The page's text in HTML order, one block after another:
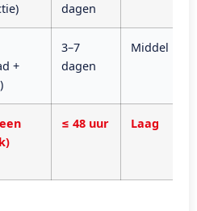
dagen
+
3–7
dagen
Middel
≤ 48 uur Laag